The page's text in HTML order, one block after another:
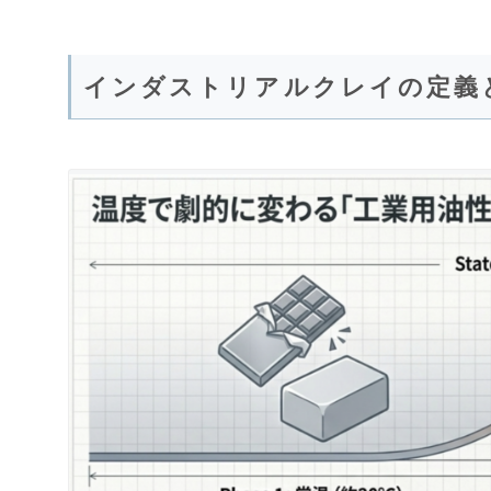
インダストリアルクレイの定義